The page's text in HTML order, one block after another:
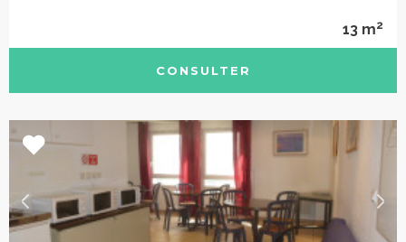
13 m2
CONSULTER